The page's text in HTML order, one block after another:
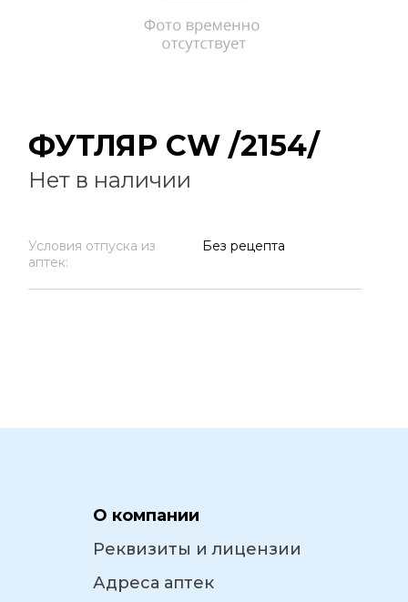
ФУТЛЯР CW /2154/
Нет в наличии
Условия отпуска из
аптек:
Без рецепта
О компании
Реквизиты и лицензии
Адреса аптек